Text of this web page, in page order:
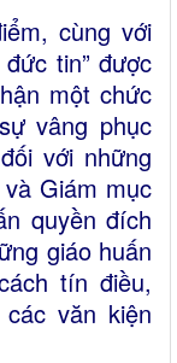
cùng với
tin” được
một chức
vâng phục
với những
Giám mục
quyền đích
giáo huấn
tín điều,
văn kiện